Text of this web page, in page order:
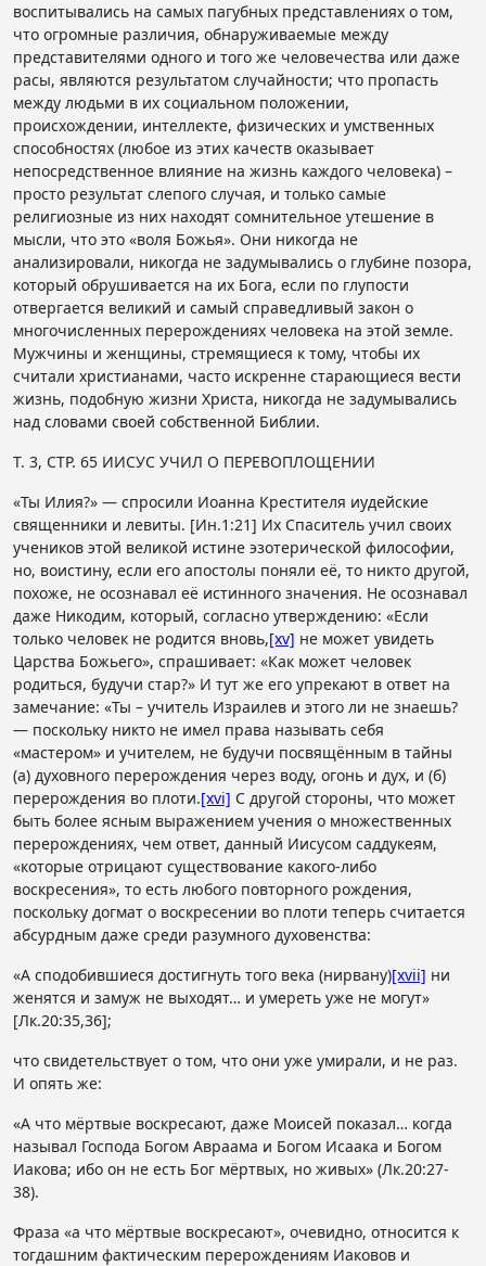
воспитывались на самых пагубных представлениях о том,
что огромные различия, обнаруживаемые между
представителями одного и того же человечества или даже
расы, являются результатом случайности; что пропасть
между людьми в их социальном положении,
происхождении, интеллекте, физических и умственных
способностях (любое из этих качеств оказывает
непосредственное влияние на жизнь каждого человека) –
просто результат слепого случая, и только самые
религиозные из них находят сомнительное утешение в
мысли, что это «воля Божья». Они никогда не
анализировали, никогда не задумывались о глубине позора,
который обрушивается на их Бога, если по глупости
отвергается великий и самый справедливый закон о
многочисленных перерождениях человека на этой земле.
Мужчины и женщины, стремящиеся к тому, чтобы их
считали христианами, часто искренне старающиеся вести
жизнь, подобную жизни Христа, никогда не задумывались
над словами своей собственной Библии.
Т. 3, СТР. 65 ИИСУС УЧИЛ О ПЕРЕВОПЛОЩЕНИИ
«Ты Илия?» — спросили Иоанна Крестителя иудейские
священники и левиты. [Ин.1:21] Их Спаситель учил своих
учеников этой великой истине эзотерической философии,
но, воистину, если его апостолы поняли её, то никто другой,
похоже, не осознавал её истинного значения. Не осознавал
даже Никодим, который, согласно утверждению: «Если
только человек не родится вновь,[xv] не может увидеть
Царства Божьего», спрашивает: «Как может человек
родиться, будучи стар?» И тут же его упрекают в ответ на
замечание: «Ты – учитель Израилев и этого ли не знаешь?
— поскольку никто не имел права называть себя
«мастером» и учителем, не будучи посвящённым в тайны
(а) духовного перерождения через воду, огонь и дух, и (б)
перерождения во плоти.[xvi] С другой стороны, что может
быть более ясным выражением учения о множественных
перерождениях, чем ответ, данный Иисусом саддукеям,
«которые отрицают существование какого-либо
воскресения», то есть любого повторного рождения,
поскольку догмат о воскресении во плоти теперь считается
абсурдным даже среди разумного духовенства:
«А сподобившиеся достигнуть того века (нирвану)[xvii] ни
женятся и замуж не выходят… и умереть уже не могут»
[Лк.20:35,36];
что свидетельствует о том, что они уже умирали, и не раз.
И опять же:
«А что мёртвые воскресают, даже Моисей показал… когда
называл Господа Богом Авраама и Богом Исаака и Богом
Иакова; ибо он не есть Бог мёртвых, но живых» (Лк.20:27-
38).
Фраза «а что мёртвые воскресают», очевидно, относится к
тогдашним фактическим перерождениям Иаковов и